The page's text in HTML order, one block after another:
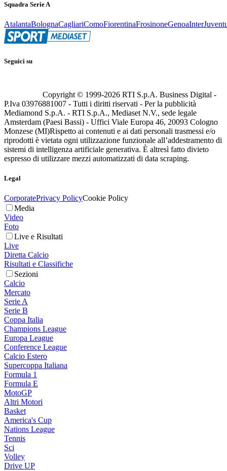
Squadra Serie A
AtalantaBolognaCagliariComoFiorentinaFrosinoneGenoaInter
Seguici su
Copyright © 1999-2026 RTI S.p.A. Business Digital -
P.Iva 03976881007 - Tutti i diritti riservati - Per la pubblicità
Mediamond S.p.A. - RTI S.p.A., Mediaset N.V., sede legale
Amsterdam (Paesi Bassi) - Uffici Viale Europa 46, 20093 Cologno
Monzese (MI)Rispetto ai contenuti e ai dati personali trasmessi e/o
riprodotti è vietata ogni utilizzazione funzionale all’addestramento di
sistemi di intelligenza artificiale generativa. È altresì fatto divieto
espresso di utilizzare mezzi automatizzati di data scraping.
Legal
CorporatePrivacy PolicyCookie Policy
Media
Video
Foto
Live e Risultati
Live
Diretta Calcio
Risultati e Classifiche
Sezioni
Calcio
Mercato
Serie A
Serie B
Coppa Italia
Champions League
Europa League
Conference League
Calcio Estero
Supercoppa Italiana
Formula 1
Formula E
MotoGP
Altri Motori
Basket
America's Cup
Nations League
Tennis
Sci
Volley
Drive UP